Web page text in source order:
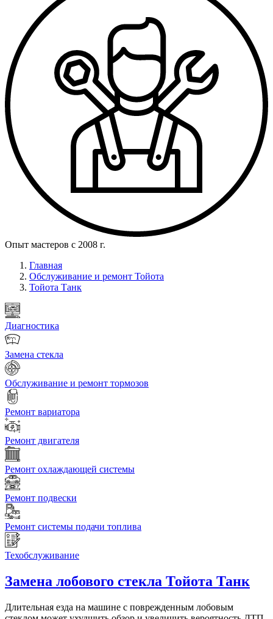
Опыт мастеров с 2008 г.
Главная
Обслуживание и ремонт Тойота
Тойота Танк
Диагностика
Замена стекла
Обслуживание и ремонт тормозов
Ремонт вариатора
Ремонт двигателя
Ремонт охлаждающей системы
Ремонт подвески
Ремонт системы подачи топлива
Техобслуживание
Замена лобового стекла Тойота Танк
Длительная езда на машине с поврежденным лобовым